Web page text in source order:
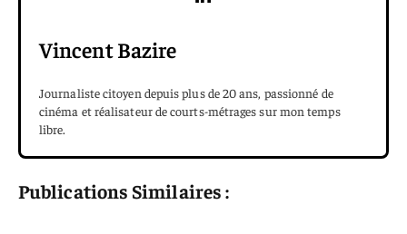
Vincent Bazire
Journaliste citoyen depuis plus de 20 ans, passionné de
cinéma et réalisateur de courts-métrages sur mon temps
libre.
Publications Similaires :